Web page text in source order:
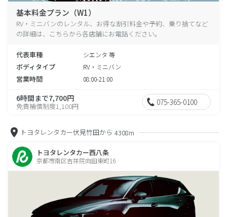
基本料金プラン（W1）
RV・ミニバンのレンタル、お得な割引料金や予約、乗り捨てなど
の詳細は、こちらから各店舗にお電話ください。
代表車種 シエンタ 等
ボディタイプ RV・ミニバン
営業時間 08:00-21:00
6時間まで7,700円
免責補償制度1,100円 075-365-0100
トヨタレンタカー伏見竹田から 4308m
トヨタレンタカー西八条
京都市南区吉祥院向田東町16